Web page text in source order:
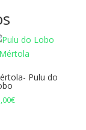
Pulu do
€